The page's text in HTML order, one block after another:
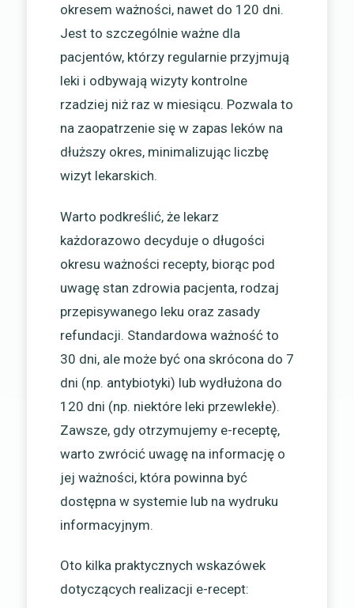
okresem ważności, nawet do 120 dni.
Jest to szczególnie ważne dla
pacjentów, którzy regularnie przyjmują
leki i odbywają wizyty kontrolne
rzadziej niż raz w miesiącu. Pozwala to
na zaopatrzenie się w zapas leków na
dłuższy okres, minimalizując liczbę
wizyt lekarskich.
Warto podkreślić, że lekarz
każdorazowo decyduje o długości
okresu ważności recepty, biorąc pod
uwagę stan zdrowia pacjenta, rodzaj
przepisywanego leku oraz zasady
refundacji. Standardowa ważność to
30 dni, ale może być ona skrócona do 7
dni (np. antybiotyki) lub wydłużona do
120 dni (np. niektóre leki przewlekłe).
Zawsze, gdy otrzymujemy e-receptę,
warto zwrócić uwagę na informację o
jej ważności, która powinna być
dostępna w systemie lub na wydruku
informacyjnym.
Oto kilka praktycznych wskazówek
dotyczących realizacji e-recept: